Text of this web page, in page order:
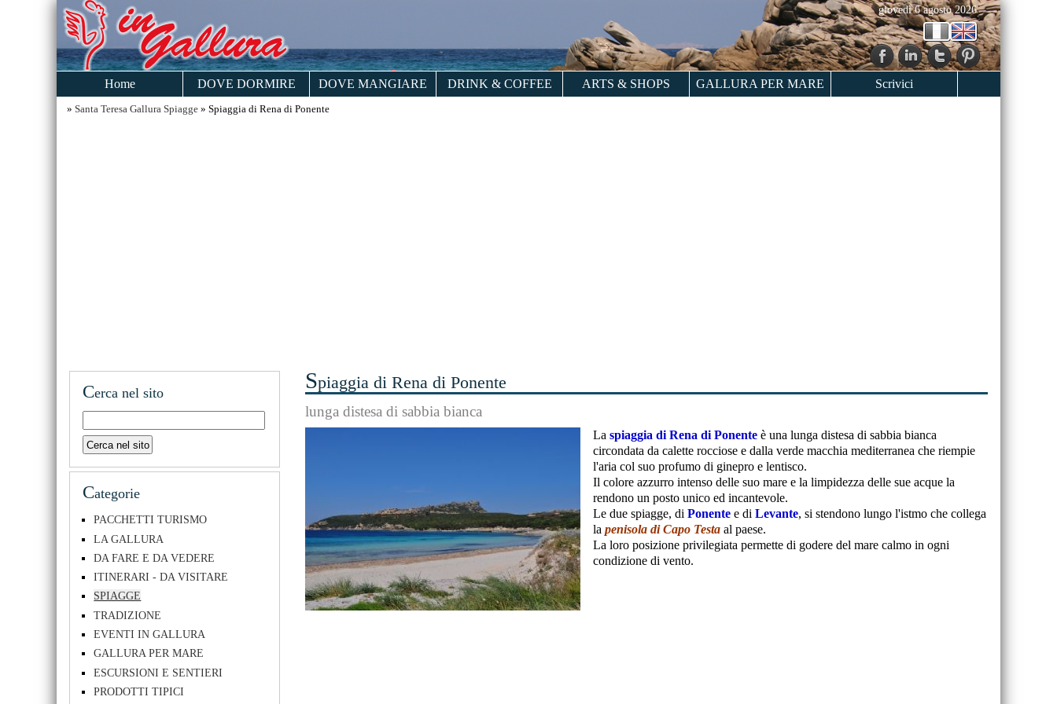
giovedì 6 agosto 2026
Home DOVE DORMIRE DOVE MANGIARE DRINK & COFFEE ARTS & SHOPS GALLURA PER MARE Scrivici
» Santa Teresa Gallura Spiagge » Spiaggia di Rena di Ponente
Spiaggia di Rena di Ponente
lunga distesa di sabbia bianca
La spiaggia di Rena di Ponente è una lunga distesa di sabbia bianca
circondata da calette rocciose e dalla verde macchia mediterranea che riempie
l'aria col suo profumo di ginepro e lentisco.
Il colore azzurro intenso delle suo mare e la limpidezza delle sue acque la
rendono un posto unico ed incantevole.
Le due spiagge, di Ponente e di Levante, si stendono lungo l'istmo che collega
la penisola di Capo Testa al paese.
La loro posizione privilegiata permette di godere del mare calmo in ogni
condizione di vento.
Cerca nel sito
Categorie
PACCHETTI TURISMO
LA GALLURA
DA FARE E DA VEDERE
ITINERARI - DA VISITARE
SPIAGGE
TRADIZIONE
EVENTI IN GALLURA
GALLURA PER MARE
ESCURSIONI E SENTIERI
PRODOTTI TIPICI